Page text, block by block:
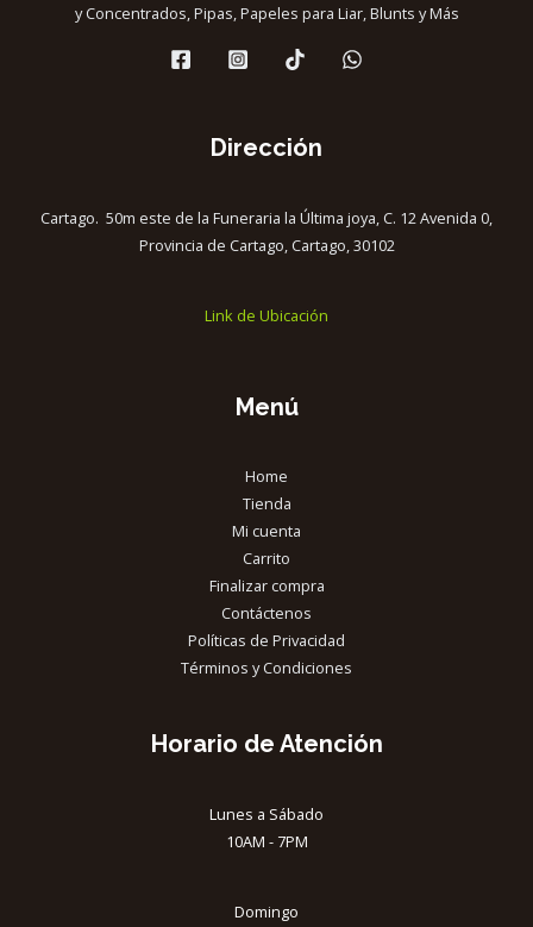
y Concentrados, Pipas, Papeles para Liar, Blunts y Más
Dirección
Cartago. 50m este de la Funeraria la Última joya, C. 12 Avenida 0,
Provincia de Cartago, Cartago, 30102
Link de Ubicación
Menú
Home
Tienda
Mi cuenta
Carrito
Finalizar compra
Contáctenos
Políticas de Privacidad
Términos y Condiciones
Horario de Atención
Lunes a Sábado
10AM - 7PM
Domingo